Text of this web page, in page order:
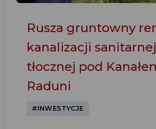
Rusza gruntowny
kanalizacji sanitarnej
tłocznej pod
Raduni
#INWESTYCJE